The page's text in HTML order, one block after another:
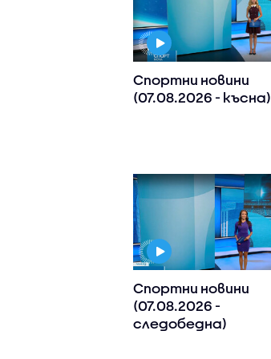
Спортни новини
(07.08.2026 - късна)
Спортни новини
(07.08.2026 -
следобедна)